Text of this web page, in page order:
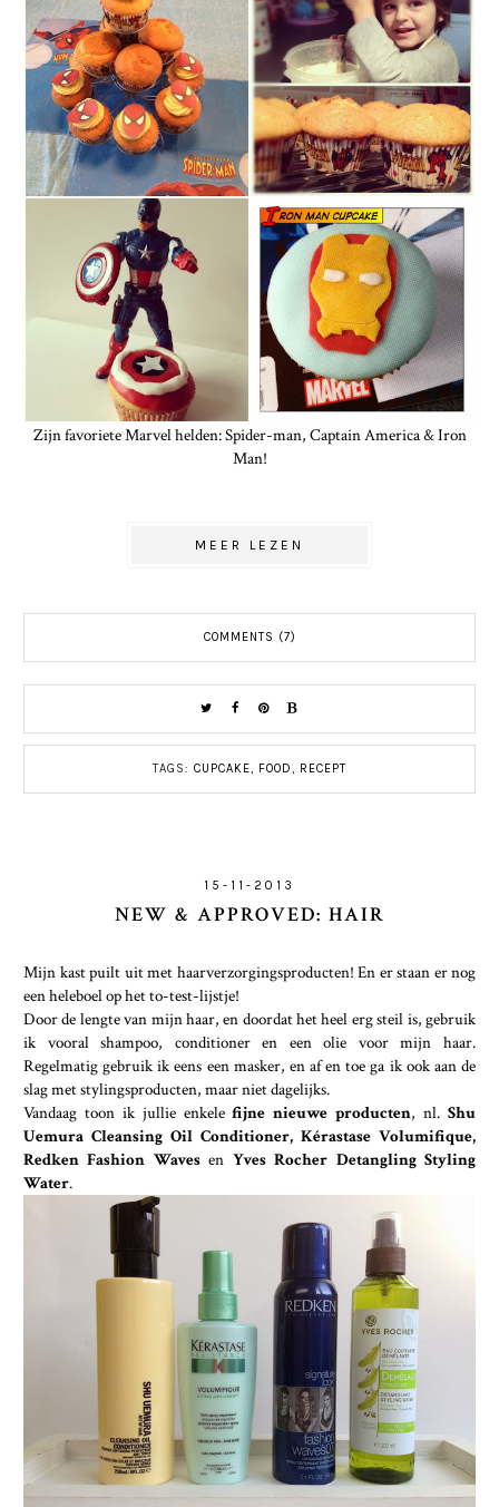
Zijn favoriete Marvel helden: Spider-man, Captain America & Iron
Man!
MEER LEZEN
COMMENTS (7)
TAGS: CUPCAKE FOOD RECEPT
15-11-2013
NEW & APPROVED: HAIR
Mijn kast puilt uit met haarverzorgingsproducten! En er staan er nog
een heleboel op het to-test-lijstje!
Door de lengte van mijn haar, en doordat het heel erg steil is, gebruik
ik vooral shampoo, conditioner en een olie voor mijn haar.
Regelmatig gebruik ik eens een masker, en af en toe ga ik ook aan de
slag met stylingsproducten, maar niet dagelijks.
Vandaag toon ik jullie enkelefijne nieuwe producten, nl.Shu
Uemura Cleansing Oil Conditioner, Kérastase Volumifique,
Redken Fashion Wavesen Yves Rocher Detangling Styling
Water.